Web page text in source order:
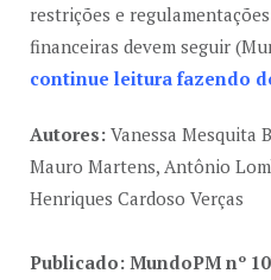
restrições e
financeiras devem seguir
continue leitura fazendo
Autores: Vanessa Mesquita
Mauro Martens, Antônio
Henriques Cardoso Verças
Publicado: MundoPM nº